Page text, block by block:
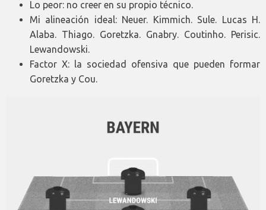
Lo peor: no creer en su propio técnico.
Mi alineación ideal: Neuer. Kimmich. Sule. Lucas H.
Alaba. Thiago. Goretzka. Gnabry. Coutinho. Perisic.
Lewandowski.
Factor X: la sociedad ofensiva que pueden formar
Goretzka y Cou.